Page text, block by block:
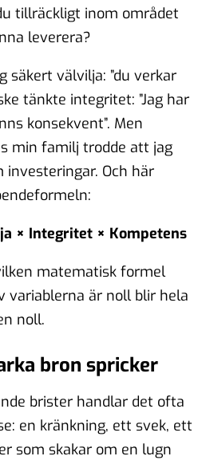
tillräckligt inom området
leverera?
säkert välvilja: ”du verkar
tänkte integritet: ”Jag har
konsekvent”. Men
min familj trodde att jag
Och här
× Integritet × Kompetens
matematisk formel
variablerna är noll blir hela
noll.
bron spricker
brister handlar det ofta
en kränkning, ett svek, ett
som skakar om en lugn